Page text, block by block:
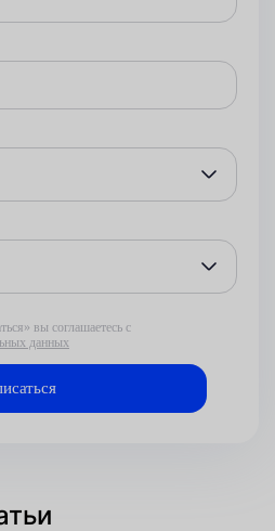
вы соглашаетесь с
данных